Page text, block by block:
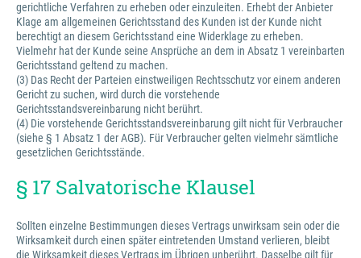
gerichtliche Verfahren zu erheben oder einzuleiten. Erhebt der Anbieter
Klage am allgemeinen Gerichtsstand des Kunden ist der Kunde nicht
berechtigt an diesem Gerichtsstand eine Widerklage zu erheben.
Vielmehr hat der Kunde seine Ansprüche an dem in Absatz 1 vereinbarten
Gerichtsstand geltend zu machen.
(3) Das Recht der Parteien einstweiligen Rechtsschutz vor einem anderen
Gericht zu suchen, wird durch die vorstehende
Gerichtsstandsvereinbarung nicht berührt.
(4) Die vorstehende Gerichtsstandsvereinbarung gilt nicht für Verbraucher
(siehe § 1 Absatz 1 der AGB). Für Verbraucher gelten vielmehr sämtliche
gesetzlichen Gerichtsstände.
§ 17 Salvatorische Klausel
Sollten einzelne Bestimmungen dieses Vertrags unwirksam sein oder die
Wirksamkeit durch einen später eintretenden Umstand verlieren, bleibt
die Wirksamkeit dieses Vertrags im Übrigen unberührt. Dasselbe gilt für